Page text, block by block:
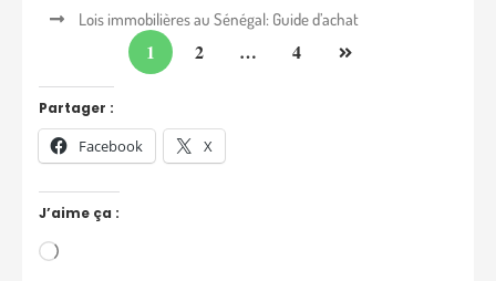
Lois immobilières au Sénégal: Guide d’achat
1 2 … 4
Partager :
Facebook X
J’aime ça :